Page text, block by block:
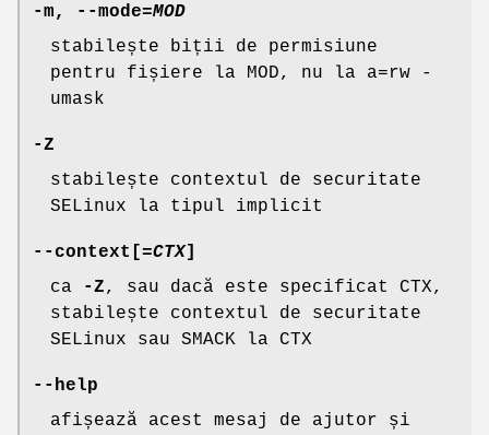
-m , --mode=MOD
stabilește biții de permisiune
pentru fișiere la MOD, nu la a=rw -
umask
-Z
stabilește contextul de securitate
SELinux la tipul implicit
--context [=CTX]
ca
-Z, sau dacă este specificat CTX,
stabilește contextul de securitate
SELinux sau SMACK la CTX
--help
afișează acest mesaj de ajutor și